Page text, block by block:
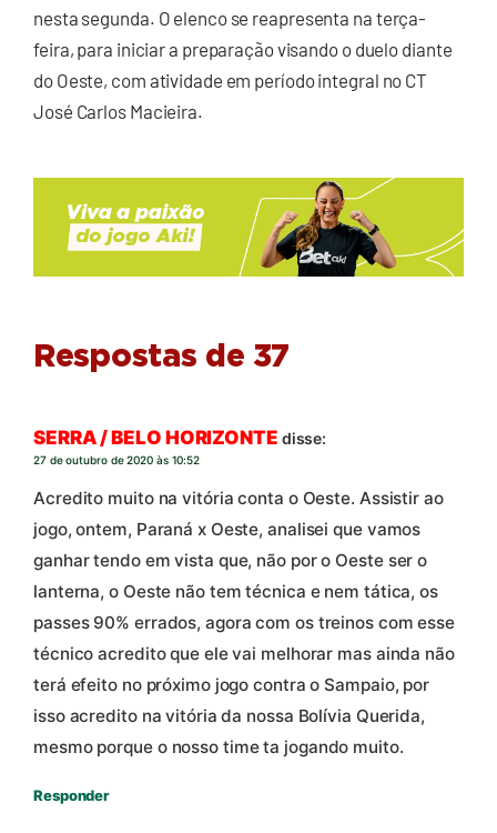
nesta segunda. O elenco se reapresenta na terça-
feira, para iniciar a preparação visando o duelo diante
do Oeste, com atividade em período integral no CT
José Carlos Macieira.
Respostas de 37
SERRA / BELO HORIZONTE disse:
27 de outubro de 2020 às 10:52
Acredito muito na vitória conta o Oeste. Assistir ao
jogo, ontem, Paraná x Oeste, analisei que vamos
ganhar tendo em vista que, não por o Oeste ser o
lanterna, o Oeste não tem técnica e nem tática, os
passes 90% errados, agora com os treinos com esse
técnico acredito que ele vai melhorar mas ainda não
terá efeito no próximo jogo contra o Sampaio, por
isso acredito na vitória da nossa Bolívia Querida,
mesmo porque o nosso time ta jogando muito.
Responder